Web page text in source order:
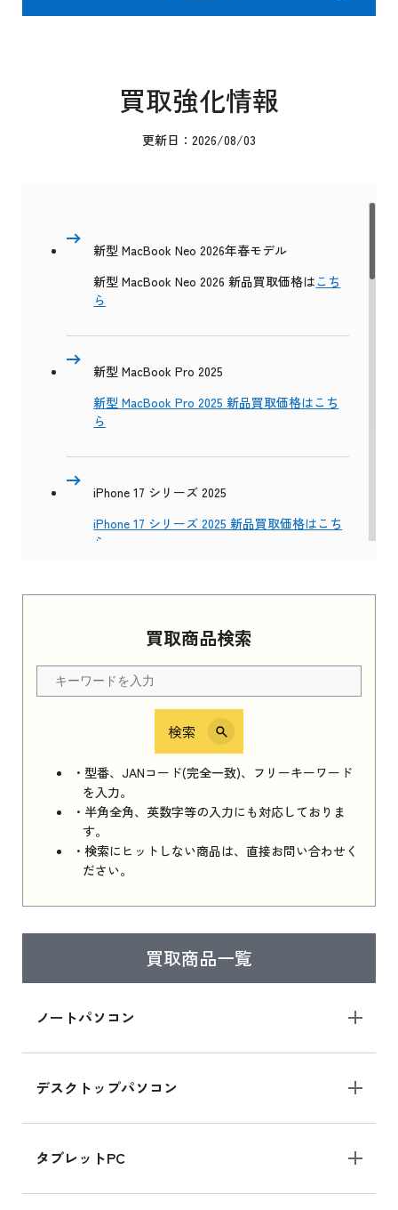
買取商品検索
検索
・型番、JANコード(完全一致)、フリーキーワード
を入力。
・半角全角、英数字等の入力にも対応しておりま
す。
・検索にヒットしない商品は、直接お問い合わせく
ださい。
買取商品一覧
ノートパソコン
デスクトップパソコン
タブレットPC
買取強化情報
更新日：2026/08/03
新型 MacBook Neo 2026年春モデル
新型 MacBook Neo 2026 新品買取価格はこち
ら
新型 MacBook Pro 2025
新型 MacBook Pro 2025 新品買取価格はこち
ら
iPhone 17 シリーズ 2025
iPhone 17 シリーズ 2025 新品買取価格はこち
ら
Apple Watch Series 11 2025 新品買取価格はこ
ちら
iPhone 16e シリーズ 2025
iPhone 16e シリーズ 2025 新品買取価格はこち
ら
iPad 11インチ 2025年春モデル
はこちら
ら
iPad mini シリーズ 2024
iPad mini 8.3インチ の新品買取価格
iPhone 16 シリーズ